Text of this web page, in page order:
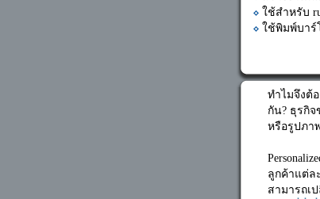
ใช้สำหรับ
ใช้พิมพ์บาร์
ทำไมจึงต้
กัน? ธุรกิ
หรือรูปภา
ลูกค้าแต่ล
สามารถเ